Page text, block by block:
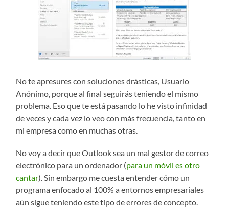
No te apresures con soluciones drásticas, Usuario
Anónimo, porque al final seguirás teniendo el mismo
problema. Eso que te está pasando lo he visto infinidad
de veces y cada vez lo veo con más frecuencia, tanto en
mi empresa como en muchas otras.
No voy a decir que Outlook sea un mal gestor de correo
electrónico para un ordenador (para un móvil es otro
cantar). Sin embargo me cuesta entender cómo un
programa enfocado al 100% a entornos empresariales
aún sigue teniendo este tipo de errores de concepto.